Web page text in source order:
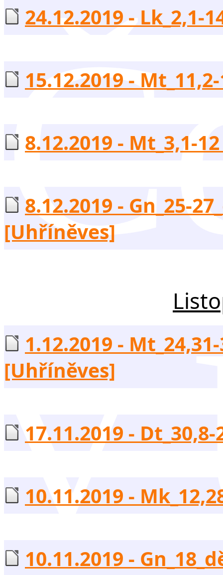
v
24.12.2019 -
15.12.2019 -
8.12.2019 - Mt_3,1-
8.12.2019 - Gn_25-
[Uhříněves]
1.12.2019 -
[Uhříněves]
17.11.2019 -
10.11.2019 -
10.11.2019 -